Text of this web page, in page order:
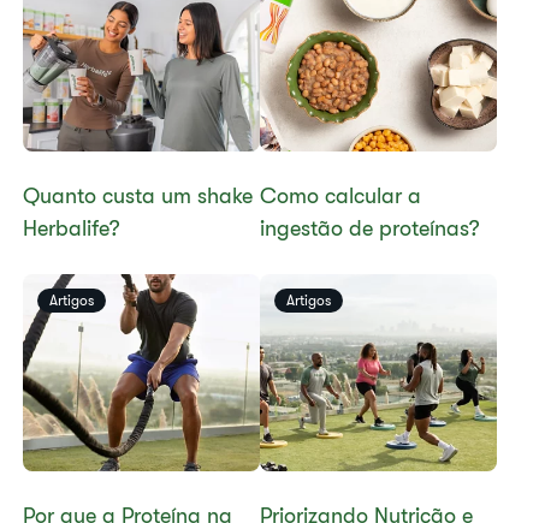
Quanto custa um shake
Herbalife?
Como calcular a
ingestão de proteínas?
Artigos
Por que a Proteína na
Artigos
​​Priorizando Nutrição e